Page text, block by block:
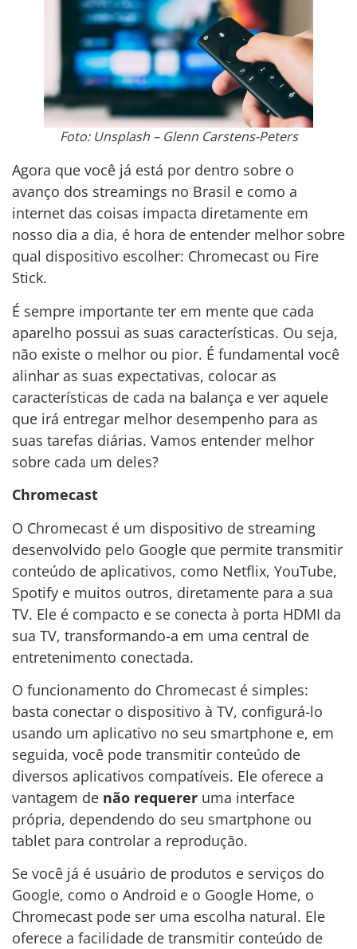
Foto: Unsplash – Glenn Carstens-Peters
Agora que você já está por dentro sobre o
avanço dos streamings no Brasil e como a
internet das coisas impacta diretamente em
nosso dia a dia, é hora de entender melhor sobre
qual dispositivo escolher: Chromecast ou Fire
Stick.
É sempre importante ter em mente que cada
aparelho possui as suas características. Ou seja,
não existe o melhor ou pior. É fundamental você
alinhar as suas expectativas, colocar as
características de cada na balança e ver aquele
que irá entregar melhor desempenho para as
suas tarefas diárias. Vamos entender melhor
sobre cada um deles?
Chromecast
O Chromecast é um dispositivo de streaming
desenvolvido pelo Google que permite transmitir
conteúdo de aplicativos, como Netflix, YouTube,
Spotify e muitos outros, diretamente para a sua
TV. Ele é compacto e se conecta à porta HDMI da
sua TV, transformando-a em uma central de
entretenimento conectada.
O funcionamento do Chromecast é simples:
basta conectar o dispositivo à TV, configurá-lo
usando um aplicativo no seu smartphone e, em
seguida, você pode transmitir conteúdo de
diversos aplicativos compatíveis. Ele oferece a
vantagem de não requerer uma interface
própria, dependendo do seu smartphone ou
tablet para controlar a reprodução.
Se você já é usuário de produtos e serviços do
Google, como o Android e o Google Home, o
Chromecast pode ser uma escolha natural. Ele
oferece a facilidade de transmitir conteúdo de